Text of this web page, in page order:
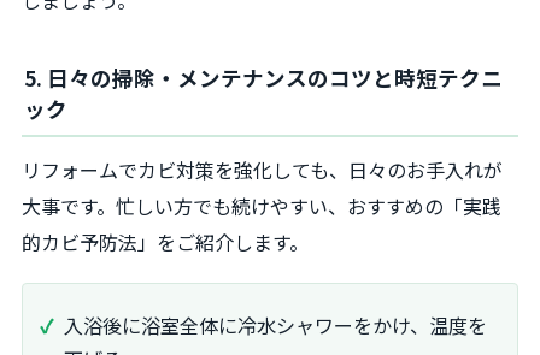
5. 日々の掃除・メンテナンスのコツと時短テクニ
ック
リフォームでカビ対策を強化しても、日々のお手入れが
大事です。忙しい方でも続けやすい、おすすめの「実践
的カビ予防法」をご紹介します。
入浴後に浴室全体に冷水シャワーをかけ、温度を